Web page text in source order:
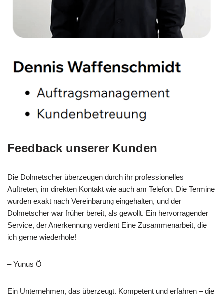
Feedback unserer Kunden
Die Dolmetscher überzeugen durch ihr professionelles
Auftreten, im direkten Kontakt wie auch am Telefon. Die Termine
wurden exakt nach Vereinbarung eingehalten, und der
Dolmetscher war früher bereit, als gewollt. Ein hervorragender
Service, der Anerkennung verdient Eine Zusammenarbeit, die
ich gerne wiederhole!
– Yunus Ö
Ein Unternehmen, das überzeugt. Kompetent und erfahren – die